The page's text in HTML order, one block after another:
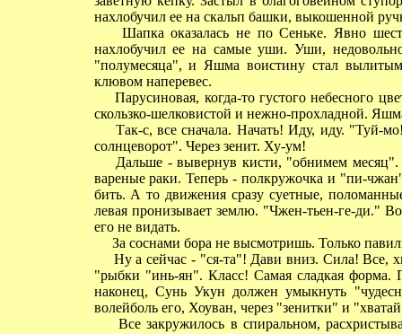
нахлобучил ее на скальп башки, выкошенной
Шапка оказалась не по Сеньке. Явно
нахлобучил ее на самые уши. Уши,
"полумесяца", и Яшма воистину стал
клювом наперевес.
Парусиновая, когда-то густого небесного
скользко-шелковистой и нежно-прохладной.
Так-с, все сначала. Начать! Иду, иду. "Туй-
солнцеворот". Через зенит. Ху-ум!
Дальше - вывернув кисти, "обнимем
вареные раки. Теперь - полкружочка и "пи-
бить. А то движения сразу суетные,
левая пронизывает землю. "Чжен-тьен-ге-ди."
его не видать.
За соснами бора не высмотришь. Только
Ну а сейчас - "ся-та"! Дави вниз. Сила! Все,
"рыбки "инь-ян". Класс! Самая сладкая
наконец, Сунь Укун должен умыкнуть
волейболь его, Хоуван, через "зенитки" и
Все закружилось в спиральном,